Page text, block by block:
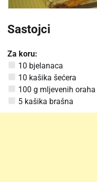
Sastojci
Za koru:
10 bjelanaca
10 kašika šećera
100 g mljevenih oraha
5 kašika brašna